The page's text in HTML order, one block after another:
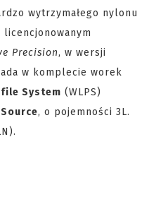
wytrzymałego nylonu
Precision, w wersji
w komplecie worek
System (WLPS)
Source, o pojemności 3L.